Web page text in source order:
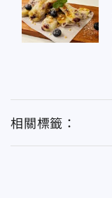
相關標籤：